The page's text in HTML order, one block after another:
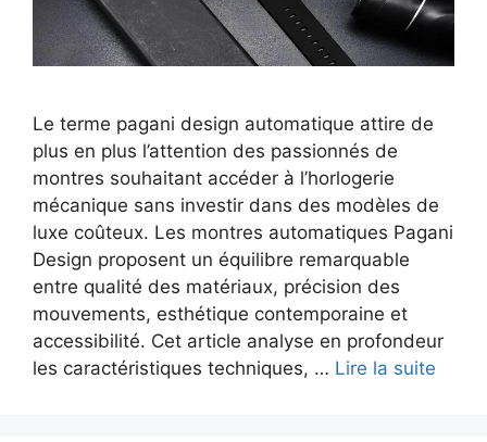
Le terme pagani design automatique attire de
plus en plus l’attention des passionnés de
montres souhaitant accéder à l’horlogerie
mécanique sans investir dans des modèles de
luxe coûteux. Les montres automatiques Pagani
Design proposent un équilibre remarquable
entre qualité des matériaux, précision des
mouvements, esthétique contemporaine et
accessibilité. Cet article analyse en profondeur
les caractéristiques techniques, … Lire la suite